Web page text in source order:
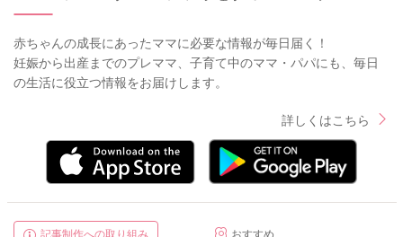
赤ちゃんの成長にあったママに必要な情報が毎日届く！
妊娠から出産までのプレママ、子育て中のママ・パパにも、毎日
の生活に役立つ情報をお届けします。
詳しくはこちら
記事制作への取り組み
おすすめ